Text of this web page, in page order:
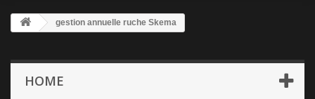
gestion annuelle ruche Skema
HOME